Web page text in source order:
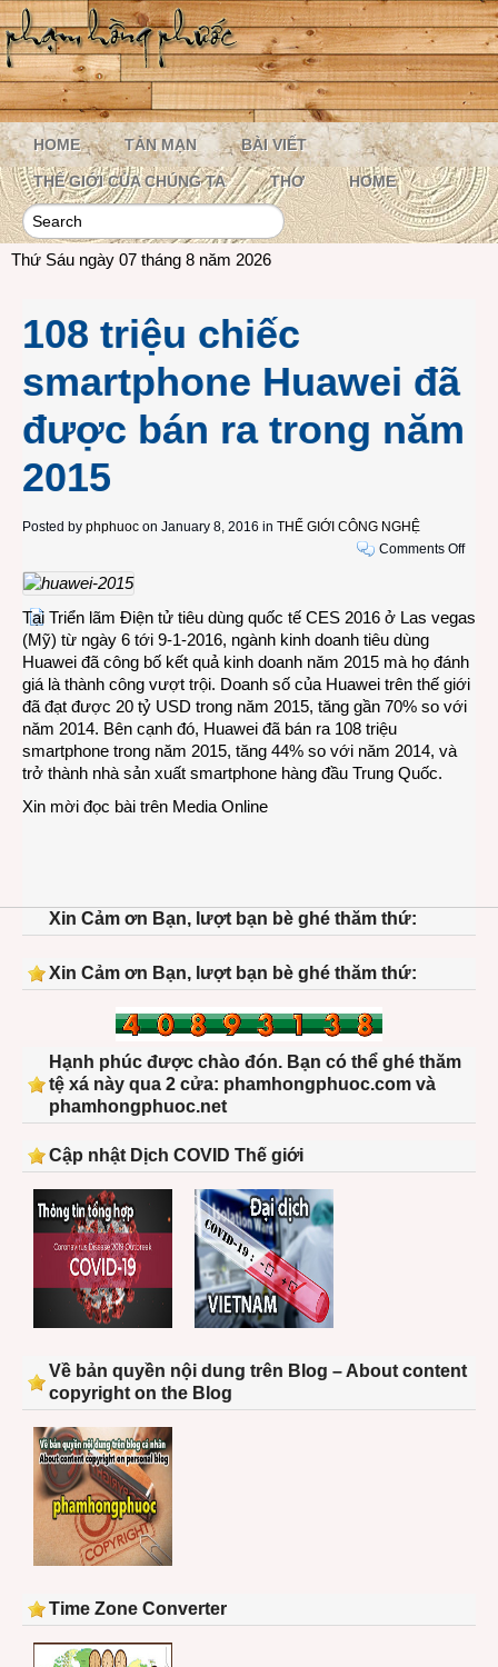
HOME TẢN MẠN BÀI VIẾT
THẾ GIỚI CỦA CHÚNG TA THƠ HOME
Thứ Sáu ngày 07 tháng 8 năm 2026
108 triệu chiếc
smartphone Huawei đã
được bán ra trong năm
2015
Posted by phphuoc on January 8, 2016 in THẾ GIỚI CÔNG NGHỆ
Comments Offon
chiếc
đã
được
Tại Triển lãm Điện tử tiêu dùng quốc tế CES 2016 ở Las vegas
(Mỹ) từ ngày 6 tới 9-1-2016, ngành kinh doanh tiêu dùng
Huawei đã công bố kết quả kinh doanh năm 2015 mà họ đánh
giá là thành công vượt trội. Doanh số của Huawei trên thế giới
đã đạt được 20 tỷ USD trong năm 2015, tăng gần 70% so với
năm 2014. Bên cạnh đó, Huawei đã bán ra 108 triệu
smartphone trong năm 2015, tăng 44% so với năm 2014, và
trở thành nhà sản xuất smartphone hàng đầu Trung Quốc.
Xin mời đọc bài trên Media Online
Xin Cảm ơn Bạn, lượt bạn bè ghé thăm thứ:
Xin Cảm ơn Bạn, lượt bạn bè ghé thăm thứ:
Hạnh phúc được chào đón. Bạn có thể ghé thăm
tệ xá này qua 2 cửa: phamhongphuoc.com và
phamhongphuoc.net
Cập nhật Dịch COVID Thế giới
Về bản quyền nội dung trên Blog – About content
copyright on the Blog
Time Zone Converter